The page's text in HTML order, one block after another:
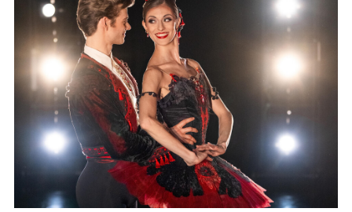
Staatsoper StuttgartOpernhaus
Der Rosen­kavalier
17.05.2027
17:00